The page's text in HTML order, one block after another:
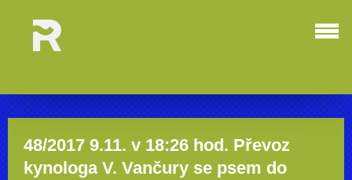
48/2017 9.11. v 18:26 hod. Převoz
kynologa V. Vančury se psem do